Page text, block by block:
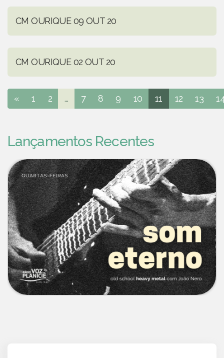
CM OURIQUE 09 OUT 20
CM OURIQUE 02 OUT 20
« 1 2 ... 7 8 9 10 11 12 13
Lançamentos Recentes